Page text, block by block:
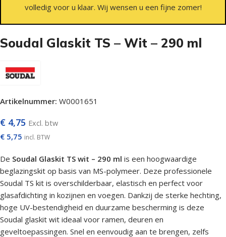
volledig voor u klaar. Wij wensen u een fijne zomer!
Soudal Glaskit TS – Wit – 290 ml
Artikelnummer: W0001651
€ 4,75 Excl. btw
€ 5,75 incl. BTW
De Soudal Glaskit TS wit – 290 ml is een hoogwaardige
beglazingskit op basis van MS-polymeer. Deze professionele
Soudal TS kit is overschilderbaar, elastisch en perfect voor
glasafdichting in kozijnen en voegen. Dankzij de sterke hechting,
hoge UV-bestendigheid en duurzame bescherming is deze
Soudal glaskit wit ideaal voor ramen, deuren en
geveltoepassingen. Snel en eenvoudig aan te brengen, zelfs